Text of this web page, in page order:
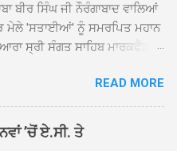
ਬੀਰ ਸਿੰਘ ਜੀ ਨੌਰੰਗਾਬਾਦ ਵਾਲਿਆਂ
ਮੇਲੇ 'ਸਤਾਈਆਂ' ਨੂੰ ਸਮਰਪਿਤ ਮਹਾਨ
ਸ੍ਰੀ ਸੰਗਤ ਸਾਹਿਬ ਮਾਰਕਫੈੱਡ
ਪਿਆਰਿਆਂ ਦੀ ਅਗਵਾਈ ਵਿੱਚ
ਹੋ ਕੇ ਪਿੰਡ ਭਗਤਪੁਰ,
ਮਜਾਦਪੁਰ, ਕੁੱਲੀਆਂ, ਰੱਤਾ ਨੌ
ਸਾਬੂਵਾਲ, ਦਰੀਏਵਾਲ,
READ MORE
’ਚੋਂ ਏ.ਸੀ. ਤੇ